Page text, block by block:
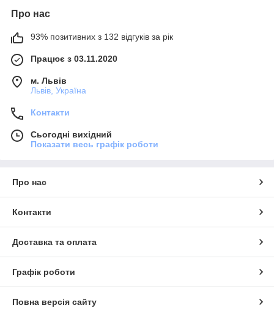
Про нас
93% позитивних з 132 відгуків за рік
Працює з 03.11.2020
м. Львів
Львів, Україна
Контакти
Сьогодні вихідний
Показати весь графік роботи
Про нас
Контакти
Доставка та оплата
Графік роботи
Повна версія сайту